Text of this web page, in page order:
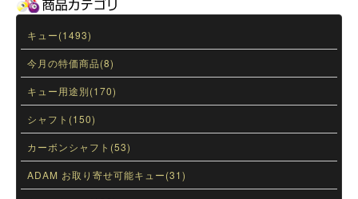
キュー(1493)
今月の特価商品(8)
キュー用途別(170)
シャフト(150)
カーボンシャフト(53)
ADAM お取り寄せ可能キュー(31)